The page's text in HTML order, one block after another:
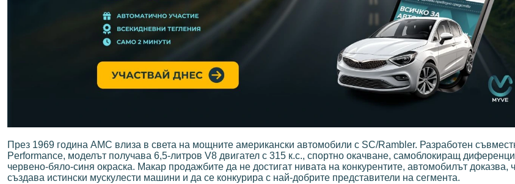
През 1969 година AMC влиза в света на мощните американски автомобили с SC/Rambler. Разработен
Performance, моделът получава 6,5-литров V8 двигател с 315 к.с., спортно окачване, самоблокиращ
червено-бяло-синя окраска. Макар продажбите да не достигат нивата на конкурентите, автомобилът
създава истински мускулести машини и да се конкурира с най-добрите представители на сегмента.